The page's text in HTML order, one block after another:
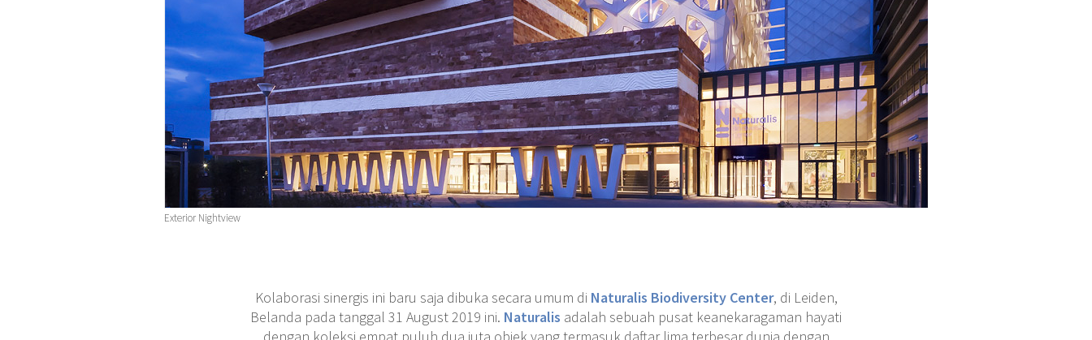
Exterior Nightview
Kolaborasi sinergis ini baru saja dibuka secara umum di Naturalis Biodiversity Center, di Leiden,
Belanda pada tanggal 31 August 2019 ini. Naturalis adalah sebuah pusat keanekaragaman hayati